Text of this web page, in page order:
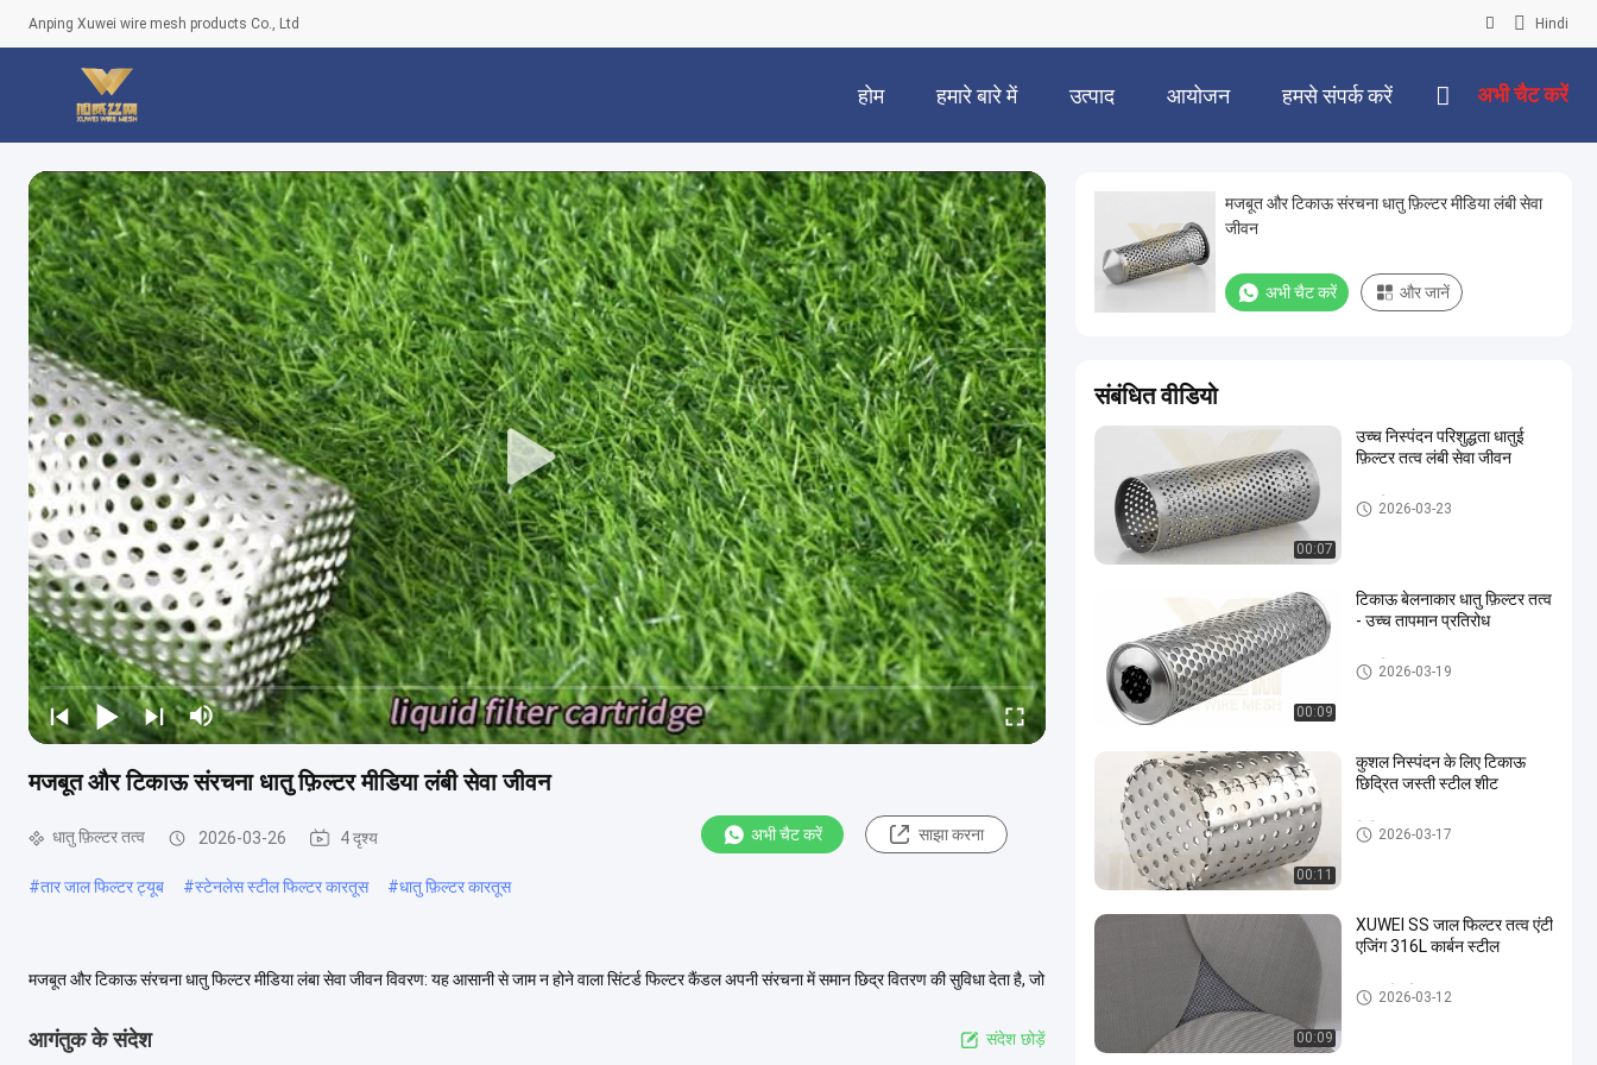
Anping Xuwei wire mesh products Co., Ltd Hindi
होम हमारे बारे में उत्पाद आयोजन हमसे संपर्क करें अभी चैट करें
मजबूत और टिकाऊ संरचना धातु फ़िल्टर मीडिया लंबी सेवा जीवन
धातु फ़िल्टर तत्व 2026-03-26 4 दृश्य अभी चैट करें साझा करना
#तार जाल फिल्टर ट्यूब #स्टेनलेस स्टील फिल्टर कारतूस #धातु फ़िल्टर कारतूस
मजबूत और टिकाऊ संरचना धातु फिल्टर मीडिया लंबा सेवा जीवन विवरण: यह आसानी से जाम न होने वाला सिंटर्ड फिल्टर कैंडल अपनी संरचना में समान छिद्र वितरण की सुविधा देता है, जो
आगंतुक के संदेश संदेश छोड़ें
मजबूत और टिकाऊ संरचना धातु फ़िल्टर मीडिया लंबी सेवा
जीवन
अभी चैट करें और जानें
संबंधित वीडियो
00:07
उच्च निस्पंदन परिशुद्धता धातुई
फ़िल्टर तत्व लंबी सेवा जीवन
धातु फ़िल्टर तत्व
2026-03-23
00:09
टिकाऊ बेलनाकार धातु फ़िल्टर तत्व
- उच्च तापमान प्रतिरोध
धातु फ़िल्टर तत्व
2026-03-19
00:11
कुशल निस्पंदन के लिए टिकाऊ
छिद्रित जस्ती स्टील शीट
छिद्रित धातु उत्पाद
2026-03-17
00:09
XUWEI SS जाल फिल्टर तत्व एंटी
एजिंग 316L कार्बन स्टील
एसएस मेष फिल्टर
2026-03-12